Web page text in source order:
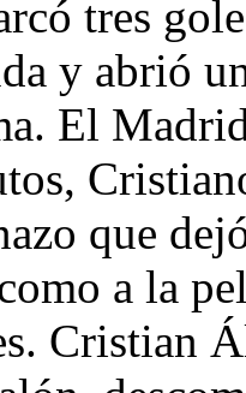
tres
y abrió
El
que
a la
Cristian